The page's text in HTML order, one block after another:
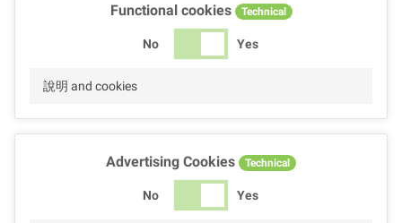
Functional cookies Technical
No Yes
說明 and cookies
Advertising Cookies Technical
No Yes